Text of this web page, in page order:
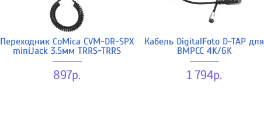
Переходник CoMica CVM-DR-SPX
miniJack 3.5мм TRRS-TRRS
897р.
Кабель DigitalFoto D-TAP для
BMPCC 4K/6K
1 794р.